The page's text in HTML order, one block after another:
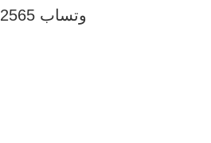
وتساب 0503852565